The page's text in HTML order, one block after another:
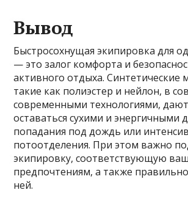
Вывод
Быстросохнущая экипировка для
— это залог комфорта и
активного отдыха. Синтетические
такие как полиэстер и нейлон, в
современными технологиями,
оставаться сухими и энергичными
попадания под дождь или
потоотделения. При этом важно
экипировку, соответствующую
предпочтениям, а также
ней.